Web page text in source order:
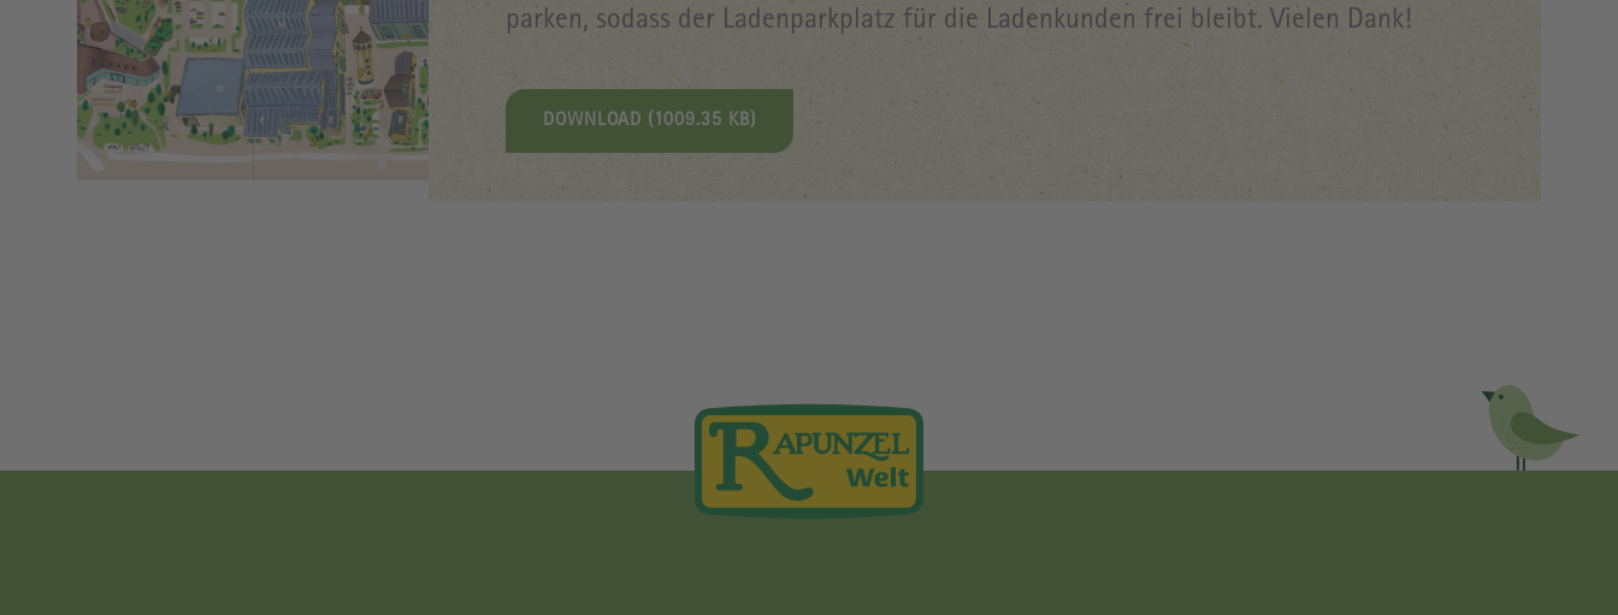
parken, sodass der Ladenparkplatz für die Ladenkunden frei bleibt. Vielen Dank!
DOWNLOAD (1009.35 KB)